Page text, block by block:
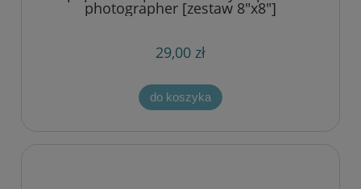
photographer [zestaw 8"x8"]
29,00 zł
do koszyka